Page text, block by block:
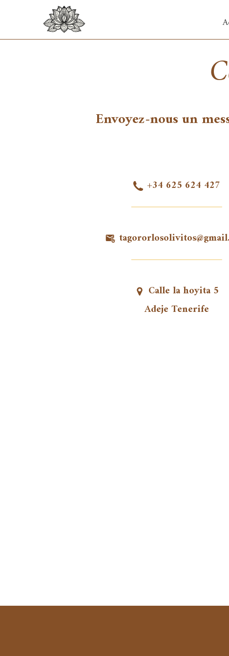
Envoyez-nous un
+34 625 624 427
Calle la hoyita 5
Adeje Tenerife